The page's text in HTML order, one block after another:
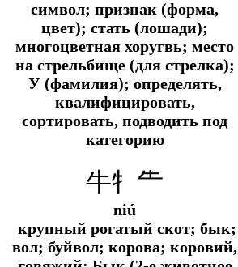
символ; признак (форма,
цвет); стать (лошади);
многоцветная хоругвь; место
на стрельбище (для стрелка);
У (фамилия); определять,
квалифицировать,
сортировать, подводить под
категорию
牛牜⺧
niú
крупный рогатый скот; бык;
вол; буйвол; корова; коровий,